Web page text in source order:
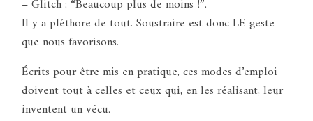
– Glitch : “Beaucoup plus de moins !”.
Il y a pléthore de tout. Soustraire est donc LE geste
que nous favorisons.
Écrits pour être mis en pratique, ces modes d’emploi
doivent tout à celles et ceux qui, en les réalisant, leur
inventent un vécu.